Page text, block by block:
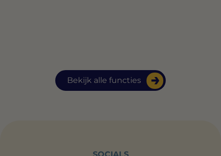
Bekijk alle functies